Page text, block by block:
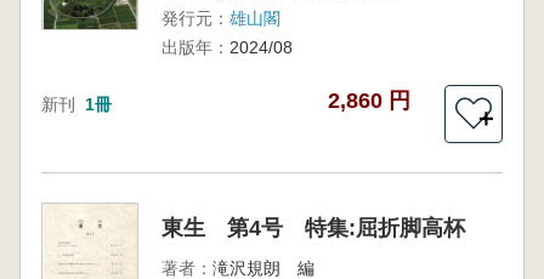
発行元： 雄山閣
出版年： 2024/08
新刊 1冊 2,860 円
＋
東生 第4号 特集:屈折脚高杯
著者： 滝沢規朗 編